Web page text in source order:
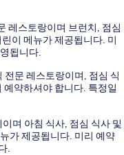
레스토랑이며 브런치, 점심
이 메뉴가 제공됩니다. 미
됩니다.
전문 레스토랑이며, 점심 식
약하셔야 합니다. 특정일
며 아침 식사, 점심 식사 및
가 제공됩니다. 미리 예약
.